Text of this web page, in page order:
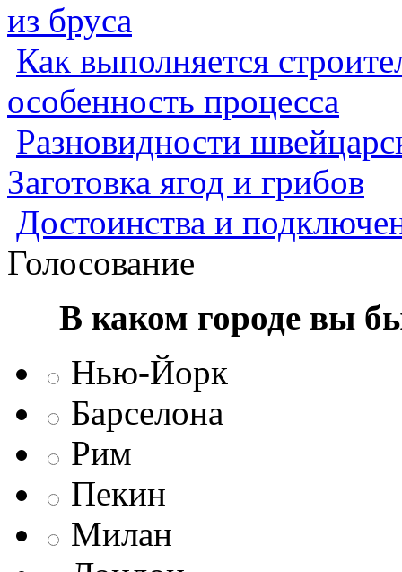
из бруса
Как выполняется
особенность процесса
Разновидности
Заготовка ягод и грибов
Достоинства и
Голосование
В каком городе вы
Нью-Йорк
Барселона
Рим
Пекин
Милан